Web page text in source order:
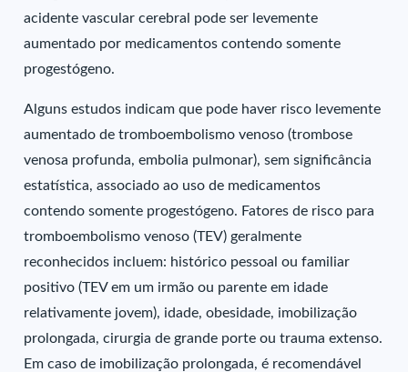
acidente vascular cerebral pode ser levemente
aumentado por medicamentos contendo somente
progestógeno.
Alguns estudos indicam que pode haver risco levemente
aumentado de tromboembolismo venoso (trombose
venosa profunda, embolia pulmonar), sem significância
estatística, associado ao uso de medicamentos
contendo somente progestógeno. Fatores de risco para
tromboembolismo venoso (TEV) geralmente
reconhecidos incluem: histórico pessoal ou familiar
positivo (TEV em um irmão ou parente em idade
relativamente jovem), idade, obesidade, imobilização
prolongada, cirurgia de grande porte ou trauma extenso.
Em caso de imobilização prolongada, é recomendável